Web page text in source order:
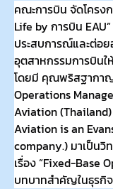
คณะการบิน จัดโครง
Life by การบิน EAU”
ประสบการณ์และต่อ
อุตสาหกรรมการบิน
โดยมี คุณพริสฐากา
Operations
Aviation
Aviation is an
company.) มาเป็นวิ
เรื่อง “Fixed-Base
บทบาทสำคัญในธุรกิ